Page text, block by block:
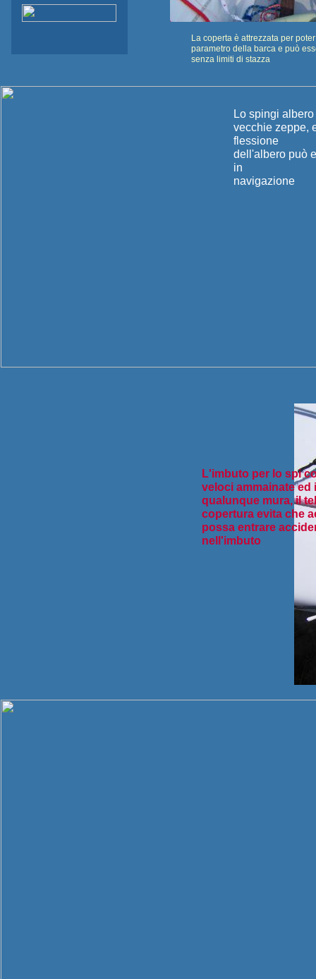
La coperta è attrezzata per
parametro della barca e può
senza limiti di stazza
Lo spingi
vecchie zeppe,
flessione
dell'albero può
in
navigazione
L'imbuto per lo spi
veloci ammainate ed
qualunque mura, il
copertura evita che
possa entrare
nell'imbuto